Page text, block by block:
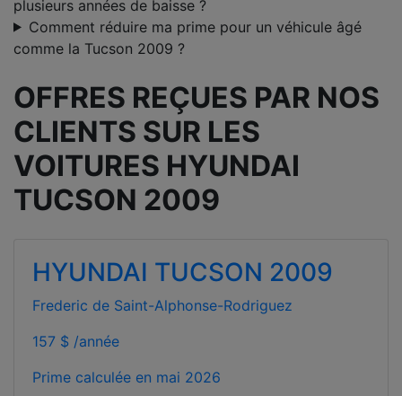
plusieurs années de baisse ?
Comment réduire ma prime pour un véhicule âgé
comme la Tucson 2009 ?
OFFRES REÇUES PAR NOS
CLIENTS SUR LES
VOITURES HYUNDAI
TUCSON 2009
HYUNDAI TUCSON 2009
Frederic de Saint-Alphonse-Rodriguez
157 $ /année
Prime calculée en mai 2026